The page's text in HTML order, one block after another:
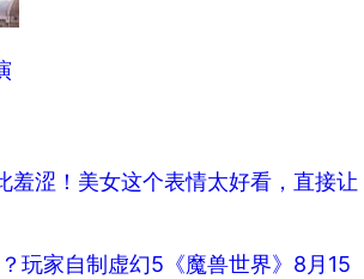
羞涩！美女这个表情太好看，直接让
玩家自制虚幻5《魔兽世界》8月15